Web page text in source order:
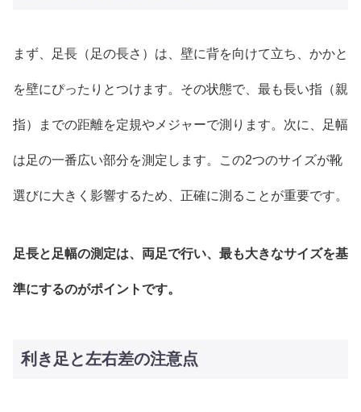
まず、足長（足の長さ）は、壁に背を向けて立ち、かかと
を壁にぴったりとつけます。その状態で、最も長い指（親
指）までの距離を定規やメジャーで測ります。次に、足幅
は足の一番広い部分を測定します。この2つのサイズが靴
選びに大きく影響するため、正確に測ることが重要です。
足長と足幅の測定は、両足で行い、最も大きなサイズを基
準にするのがポイントです。
利き足と左右差の注意点